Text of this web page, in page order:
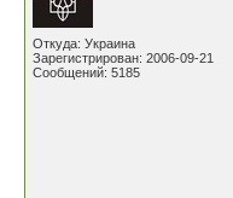
Откуда: Украина
Зарегистрирован: 2006-09-21
Сообщений: 5185